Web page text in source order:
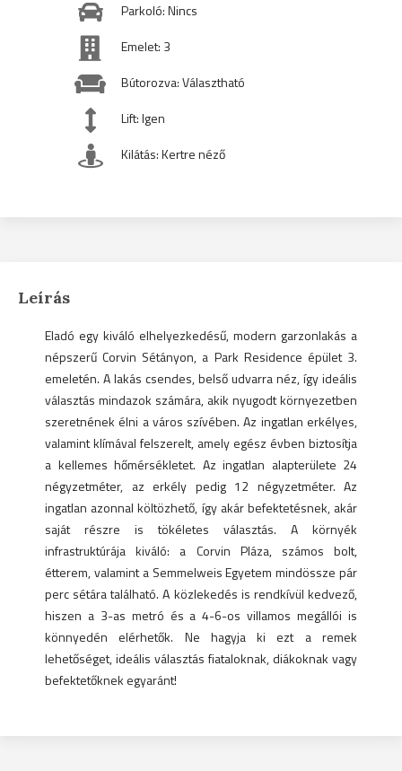
Parkoló: Nincs
Emelet: 3
Bútorozva: Választható
Lift: Igen
Kilátás: Kertre néző
Leírás
Eladó egy kiváló elhelyezkedésű, modern garzonlakás a
népszerű Corvin Sétányon, a Park Residence épület 3.
emeletén. A lakás csendes, belső udvarra néz, így ideális
választás mindazok számára, akik nyugodt környezetben
szeretnének élni a város szívében. Az ingatlan erkélyes,
valamint klímával felszerelt, amely egész évben biztosítja
a kellemes hőmérsékletet. Az ingatlan alapterülete 24
négyzetméter, az erkély pedig 12 négyzetméter. Az
ingatlan azonnal költözhető, így akár befektetésnek, akár
saját részre is tökéletes választás. A környék
infrastruktúrája kiváló: a Corvin Pláza, számos bolt,
étterem, valamint a Semmelweis Egyetem mindössze pár
perc sétára található. A közlekedés is rendkívül kedvező,
hiszen a 3-as metró és a 4-6-os villamos megállói is
könnyedén elérhetők. Ne hagyja ki ezt a remek
lehetőséget, ideális választás fiataloknak, diákoknak vagy
befektetőknek egyaránt!